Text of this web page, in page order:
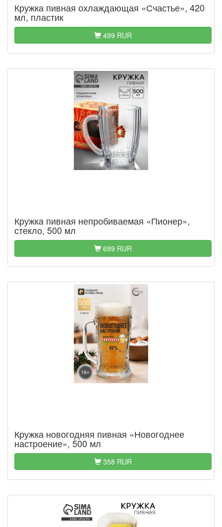
Кружка пивная охлаждающая «Счастье», 420
мл, пластик
499 RUR
Кружка пивная непробиваемая «Пионер»,
стекло, 500 мл
699 RUR
Кружка новогодняя пивная «Новогоднее
настроение», 500 мл
358 RUR